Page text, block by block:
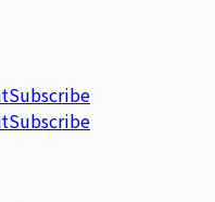
Subscribe
Subscribe